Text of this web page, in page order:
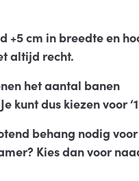
+5 cm in breedte en
altijd recht.
het aantal banen
kunt dus kiezen voor
behang nodig voor
Kies dan voor